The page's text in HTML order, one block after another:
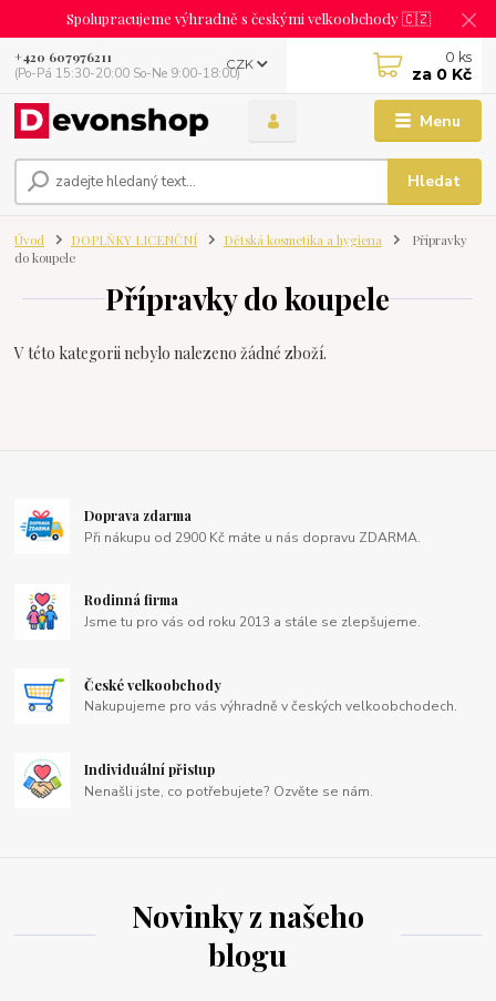
Spolupracujeme výhradně s českými velkoobchody 🇨🇿
Menu
CZK
Hledat
+420 607976211
(Po-Pá 15:30-20:00 So-Ne 9:00-18:00)
0 ks
za 0 Kč
Úvod DOPLŇKY LICENČNÍ Dětská kosmetika a hygiena
Přípravky
do koupele
Přípravky do koupele
V této kategorii nebylo nalezeno žádné zboží.
Doprava zdarma
Při nákupu od 2900 Kč máte u nás dopravu ZDARMA.
Rodinná firma
Jsme tu pro vás od roku 2013 a stále se zlepšujeme.
České velkoobchody
Nakupujeme pro vás výhradně v českých velkoobchodech.
Individuální přistup
Nenašli jste, co potřebujete? Ozvěte se nám.
Novinky z našeho
blogu